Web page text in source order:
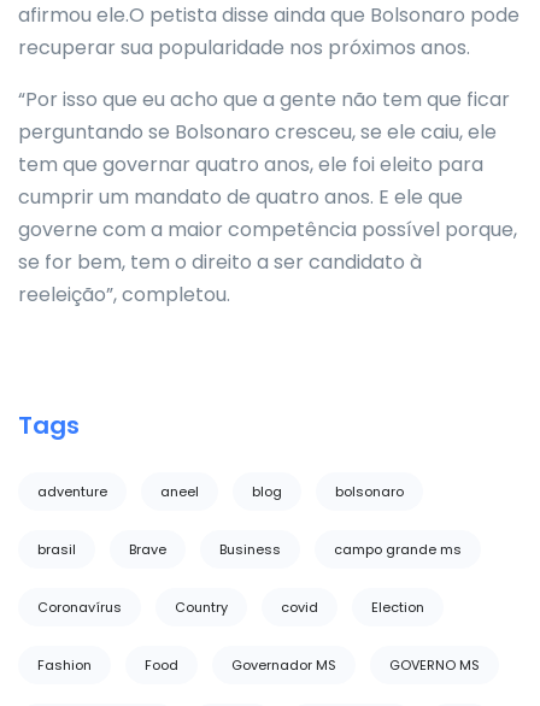
afirmou ele.O petista disse ainda que Bolsonaro pode
recuperar sua popularidade nos próximos anos.
“Por isso que eu acho que a gente não tem que ficar
perguntando se Bolsonaro cresceu, se ele caiu, ele
tem que governar quatro anos, ele foi eleito para
cumprir um mandato de quatro anos. E ele que
governe com a maior competência possível porque,
se for bem, tem o direito a ser candidato à
reeleição”, completou.
Tags
adventure aneel blog bolsonaro
brasil Brave Business campo grande ms
Coronavírus Country covid Election
Fashion Food Governador MS GOVERNO MS